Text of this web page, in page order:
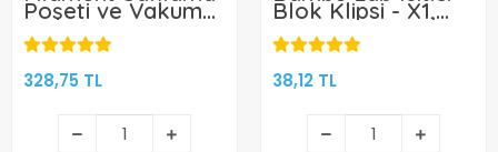
Poşeti ve Vakum
Pompa Kiti - 5
Poşet
328,75 TL
Blok Klipsi - X1,
X1C, P1P, P1S
Uyumlu
38,12 TL